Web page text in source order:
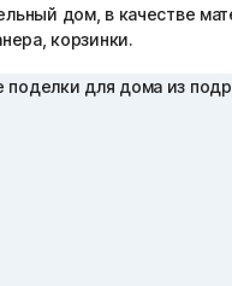
дом, в качестве
корзинки.